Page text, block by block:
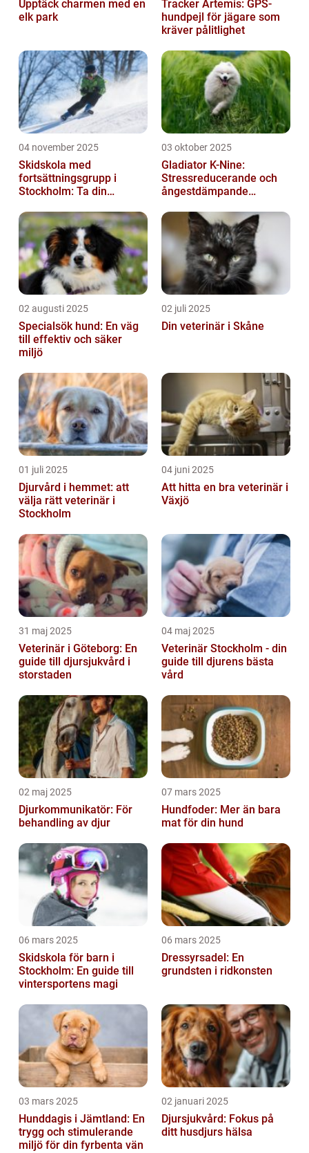
Upptäck charmen med en
elk park
Tracker Artemis: GPS-
hundpejl för jägare som
kräver pålitlighet
04 november 2025
Skidskola med
fortsättningsgrupp i
Stockholm: Ta din
03 oktober 2025
Gladiator K-Nine:
Stressreducerande och
ångestdämpande
02 augusti 2025
Specialsök hund: En väg
till effektiv och säker
miljö
02 juli 2025
Din veterinär i Skåne
01 juli 2025
Djurvård i hemmet: att
välja rätt veterinär i
Stockholm
04 juni 2025
Att hitta en bra veterinär i
Växjö
31 maj 2025
Veterinär i Göteborg: En
guide till djursjukvård i
storstaden
04 maj 2025
Veterinär Stockholm - din
guide till djurens bästa
vård
02 maj 2025
Djurkommunikatör: För
behandling av djur
07 mars 2025
Hundfoder: Mer än bara
mat för din hund
06 mars 2025
Skidskola för barn i
Stockholm: En guide till
vintersportens magi
06 mars 2025
Dressyrsadel: En
grundsten i ridkonsten
03 mars 2025
Hunddagis i Jämtland: En
trygg och stimulerande
miljö för din fyrbenta vän
02 januari 2025
Djursjukvård: Fokus på
ditt husdjurs hälsa